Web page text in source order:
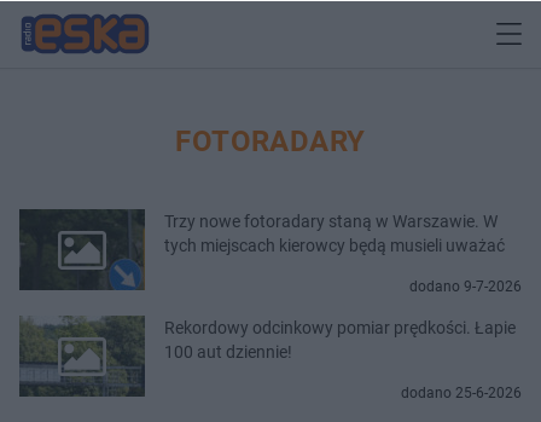
FOTORADARY
Trzy nowe fotoradary staną w Warszawie. W
tych miejscach kierowcy będą musieli uważać
dodano 9-7-2026
Rekordowy odcinkowy pomiar prędkości. Łapie
100 aut dziennie!
dodano 25-6-2026